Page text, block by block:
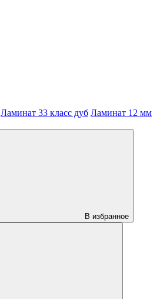
Ламинат 33 класс дуб Ламинат 12 мм
В избранное